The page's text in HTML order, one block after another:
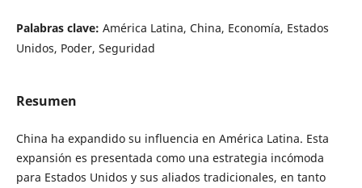
Palabras clave: América Latina, China, Economía, Estados
Unidos, Poder, Seguridad
Resumen
China ha expandido su influencia en América Latina. Esta
expansión es presentada como una estrategia incómoda
para Estados Unidos y sus aliados tradicionales, en tanto